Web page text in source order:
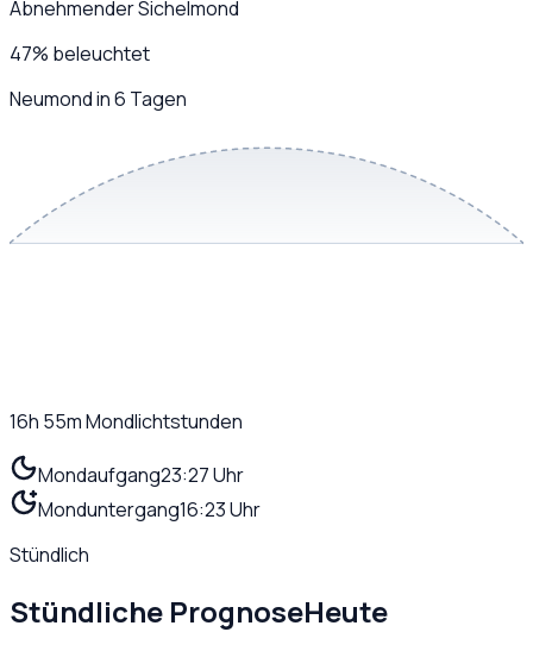
Abnehmender Sichelmond
47% beleuchtet
Neumond in 6 Tagen
16h 55mMondlichtstunden
Mondaufgang23:27 Uhr
Monduntergang16:23 Uhr
Stündlich
Stündliche PrognoseHeute